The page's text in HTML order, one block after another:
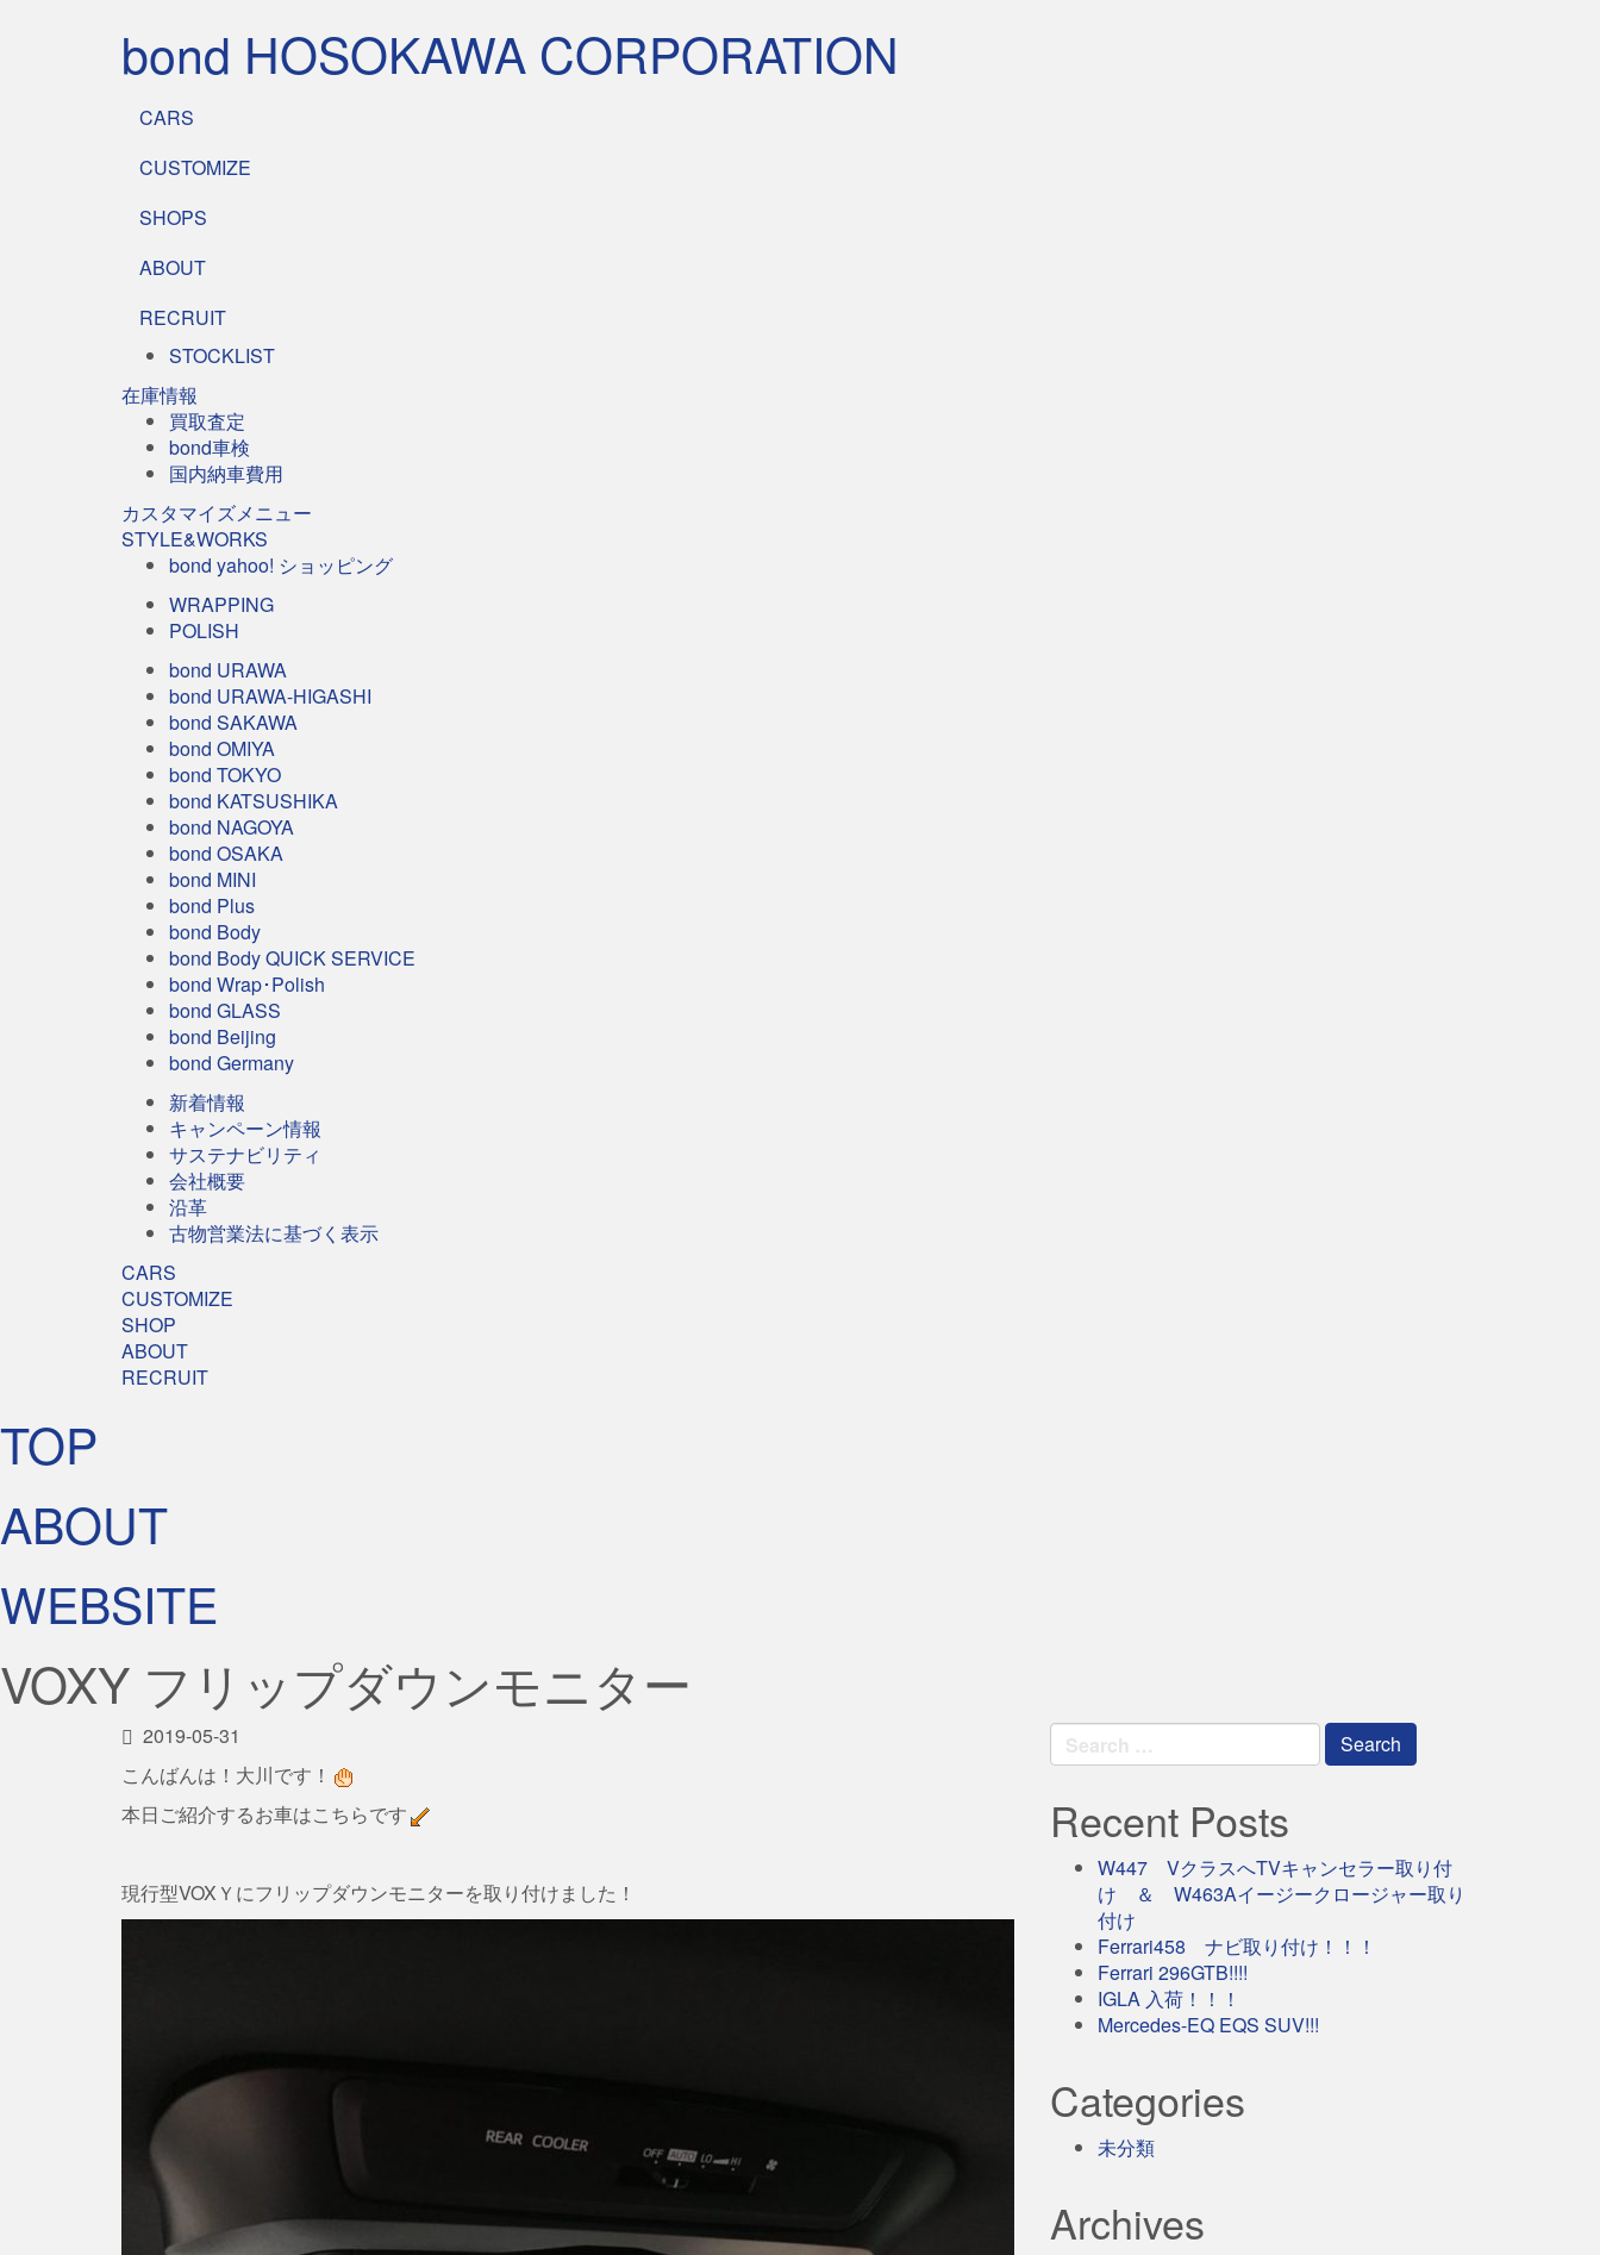
bond HOSOKAWA CORPORATION
CARS
CUSTOMIZE
SHOPS
ABOUT
RECRUIT
STOCKLIST
在庫情報
買取査定
bond車検
国内納車費用
カスタマイズメニュー
STYLE&WORKS
bond yahoo! ショッピング
WRAPPING
POLISH
bond URAWA
bond URAWA-HIGASHI
bond SAKAWA
bond OMIYA
bond TOKYO
bond KATSUSHIKA
bond NAGOYA
bond OSAKA
bond MINI
bond Plus
bond Body
bond Body QUICK SERVICE
bond Wrap･Polish
bond GLASS
bond Beijing
bond Germany
新着情報
キャンペーン情報
サステナビリティ
会社概要
沿革
古物営業法に基づく表示
CARS
CUSTOMIZE
SHOP
ABOUT
RECRUIT
TOP
ABOUT
WEBSITE
VOXY フリップダウンモニター
2019-05-31
こんばんは！大川です！
本日ご紹介するお車はこちらです
現行型VOXＹにフリップダウンモニターを取り付けました！
Search
for:
Recent Posts
W447 VクラスへTVキャンセラー取り付
け ＆ W463Aイージークロージャー取り
付け
Ferrari458 ナビ取り付け！！！
Ferrari 296GTB!!!!
IGLA 入荷！！！
Mercedes-EQ EQS SUV!!!
Categories
未分類
Archives